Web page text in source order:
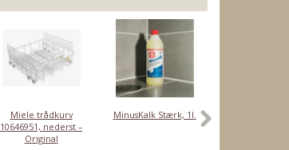
Miele trådkurv
10646951, nederst –
Original
MinusKalk Stærk, 1l.